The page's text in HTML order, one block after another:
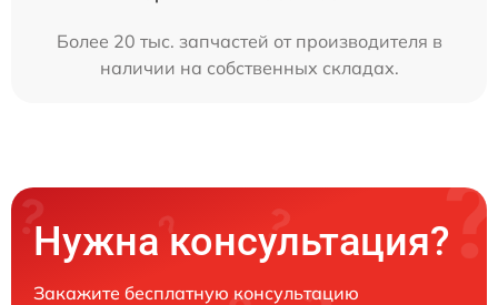
Более 20 тыс. запчастей от производителя в
наличии на собственных складах.
Нужна консультация?
Закажите бесплатную консультацию